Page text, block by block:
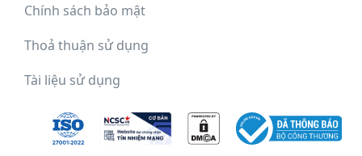
Chính sách bảo mật
Thoả thuận sử dụng
Tài liệu sử dụng